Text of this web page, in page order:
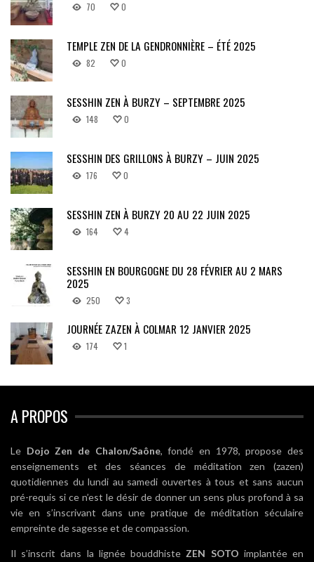
70 0
TEMPLE ZEN DE LA GENDRONNIÈRE – ÉTÉ 2025
82 0
SESSHIN ZEN À BURZY – SEPTEMBRE 2025
148 0
SESSHIN DES GRILLONS À BURZY – JUIN 2025
176 0
SESSHIN ZEN À BURZY 20 AU 22 JUIN 2025
164 4
SESSHIN EN BOURGOGNE DU 28 FÉVRIER AU 2 MARS
2025
250 3
JOURNÉE ZAZEN À COLMAR 12 JANVIER 2025
174 1
A PROPOS
Le Dojo Zen de Chalon/Saône, fondé en 1978, propose des
enseignements et des séances de méditation zen (zazen)
quotidiennes du lundi au samedi ouvertes à tous et sans aucun
pré-requis si ce n’est le désir de donner un sens plus profond à sa
vie en s’inscrivant dans une pratique de méditation séculaire
empreinte de sagesse et de compassion.
Il s’inscrit dans la lignée bouddhisteZEN SOTO implantée en